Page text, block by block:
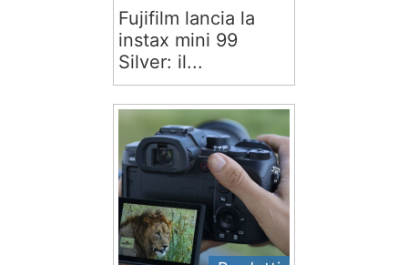
Fujifilm lancia la
instax mini 99
Silver: il...